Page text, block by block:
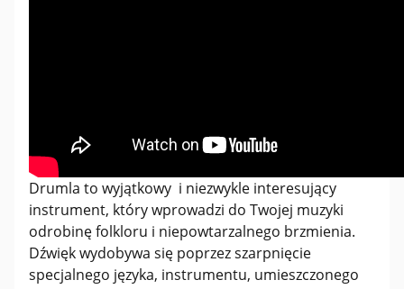
Drumla to wyjątkowy i niezwykle interesujący
instrument, który wprowadzi do Twojej muzyki
odrobinę folkloru i niepowtarzalnego brzmienia.
Dźwięk wydobywa się poprzez szarpnięcie
specjalnego języka, instrumentu, umieszczonego